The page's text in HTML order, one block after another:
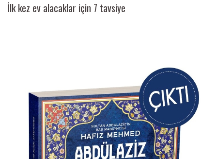
İlk kez ev alacaklar için 7 tavsiye